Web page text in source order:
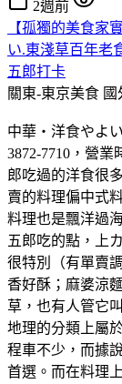
2週前
【孤獨的美食家
い.東淺草百年老
五郎打卡
關東-東京美食
中華・洋食やよ
3872-7710，營業
郎吃過的洋食很
賣的料理偏中式
料理也是飄洋過
五郎吃的點，上
很特別（有單賣
香好酥；麻婆涼
草，也有人管它
地理的分類上屬
程車不少，而據
首選。而在料理